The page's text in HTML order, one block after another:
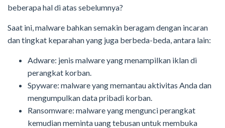
beberapa hal di atas sebelumnya?
Saat ini, malware bahkan semakin beragam dengan incaran
dan tingkat keparahan yang juga berbeda-beda, antara lain:
Adware: jenis malware yang menampilkan iklan di
perangkat korban.
Spyware: malware yang memantau aktivitas Anda dan
mengumpulkan data pribadi korban.
Ransomware: malware yang mengunci perangkat
kemudian meminta uang tebusan untuk membuka